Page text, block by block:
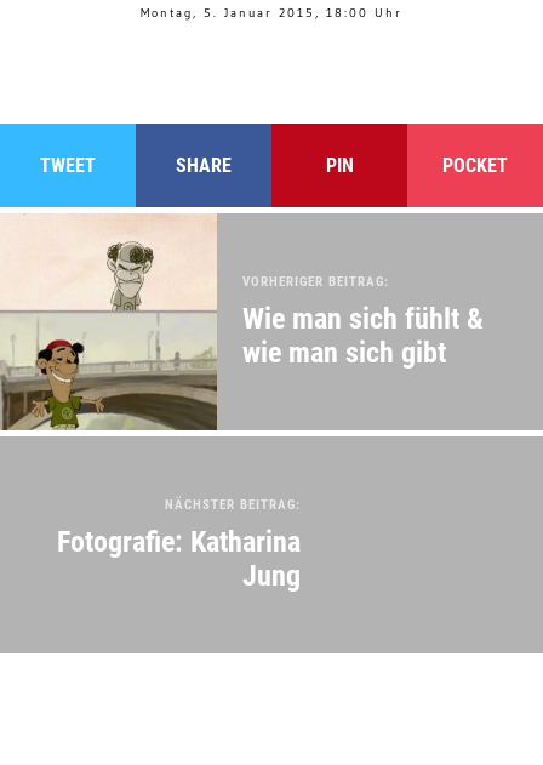
Montag, 5. Januar 2015, 18:00 Uhr
TWEET SHARE PIN POCKET
VORHERIGER BEITRAG:
Wie man sich fühlt &
wie man sich gibt
NÄCHSTER BEITRAG:
Fotografie: Katharina
Jung